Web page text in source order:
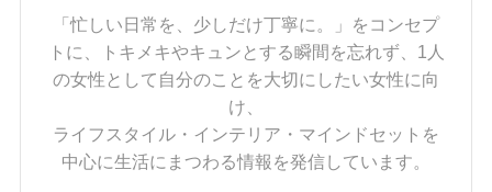
「忙しい日常を、少しだけ丁寧に。」をコンセプ
トに、トキメキやキュンとする瞬間を忘れず、1人
の女性として自分のことを大切にしたい女性に向
け、
ライフスタイル・インテリア・マインドセットを
中心に生活にまつわる情報を発信しています。